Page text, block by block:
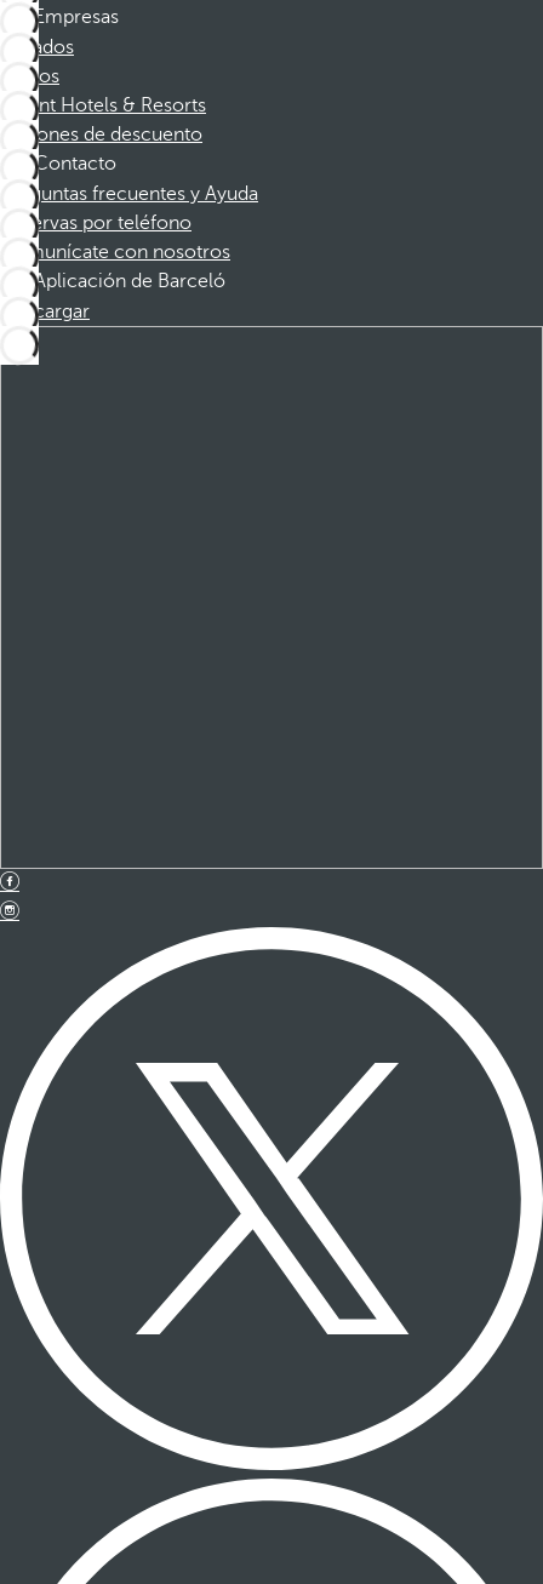
Empresas
Afiliados
Socios
Dorint Hotels & Resorts
Cupones de descuento
Contacto
Preguntas frecuentes y Ayuda
Reservas por teléfono
Comunícate con nosotros
Aplicación de Barceló
Descargar